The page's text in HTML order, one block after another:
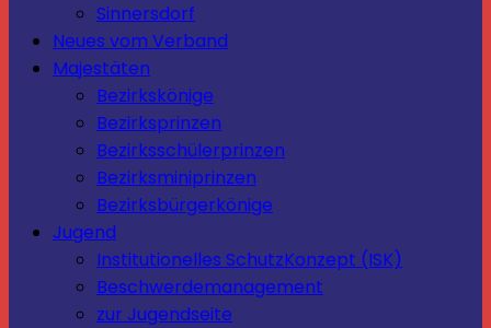
Sinnersdorf
Neues vom Verband
Majestäten
Bezirkskönige
Bezirksprinzen
Bezirksschülerprinzen
Bezirksminiprinzen
Bezirksbürgerkönige
Jugend
Institutionelles SchutzKonzept (ISK)
Beschwerdemanagement
zur Jugendseite